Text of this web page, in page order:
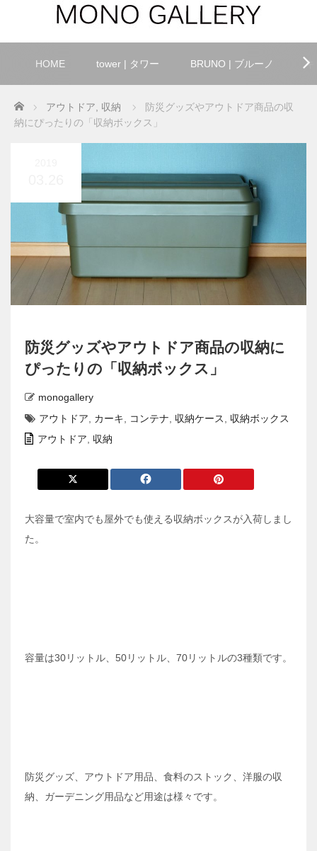
HOME tower | タワー BRUNO | ブルーノ キ
Home アウトドア 収納
防災グッズやアウトドア商品の収
納にぴったりの「収納ボックス」
防災グッズやアウトドア商品の収納に
ぴったりの「収納ボックス」
monogallery
アウトドア
カーキ コンテナ 収納ケース
収納ボックス
アウトドア
収納
大容量で室内でも屋外でも使える収納ボックスが入荷しまし
た。
容量は30リットル、50リットル、70リットルの3種類です。
防災グッズ、アウトドア用品、食料のストック、洋服の収
納、ガーデニング用品など用途は様々です。